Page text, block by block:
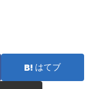
はてブ